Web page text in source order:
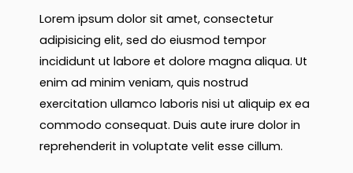
Lorem ipsum dolor sit amet, consectetur
adipisicing elit, sed do eiusmod tempor
incididunt ut labore et dolore magna aliqua. Ut
enim ad minim veniam, quis nostrud
exercitation ullamco laboris nisi ut aliquip ex ea
commodo consequat. Duis aute irure dolor in
reprehenderit in voluptate velit esse cillum.